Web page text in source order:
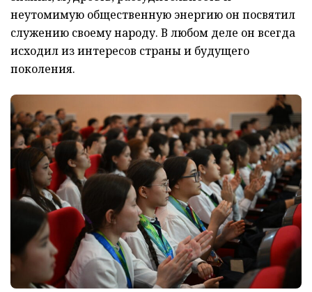
неутомимую общественную энергию он посвятил
служению своему народу. В любом деле он всегда
исходил из интересов страны и будущего
поколения.